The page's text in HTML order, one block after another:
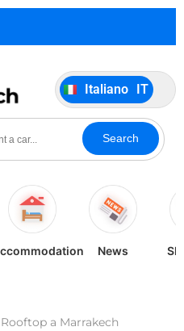
Search
Italiano IT
German DE
Português PT
Español ES
News
a Marrakech